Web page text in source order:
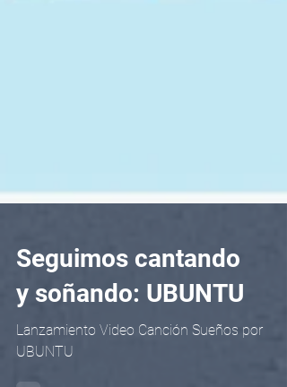
Seguimos cantando
y soñando: UBUNTU
Lanzamiento Video Canción Sueños por
UBUNTU